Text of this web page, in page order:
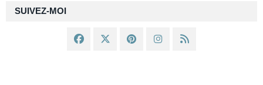
SUIVEZ-MOI